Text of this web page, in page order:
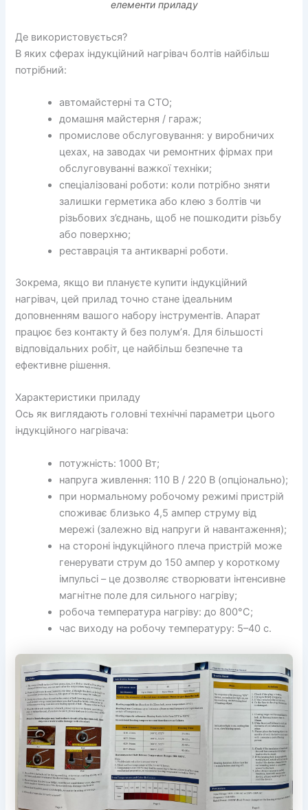
елементи приладу
Де використовується?
В яких сферах індукційний нагрівач болтів найбільш
потрібний:
автомайстерні та СТО;
домашня майстерня / гараж;
промислове обслуговування: у виробничих
цехах, на заводах чи ремонтних фірмах при
обслуговуванні важкої техніки;
спеціалізовані роботи: коли потрібно зняти
залишки герметика або клею з болтів чи
різьбових з’єднань, щоб не пошкодити різьбу
або поверхню;
реставрація та антикварні роботи.
Зокрема, якщо ви плануєте купити індукційний
нагрівач, цей прилад точно стане ідеальним
доповненням вашого набору інструментів. Апарат
працює без контакту й без полум’я. Для більшості
відповідальних робіт, це найбільш безпечне та
ефективне рішення.
Характеристики приладу
Ось як виглядають головні технічні параметри цього
індукційного нагрівача:
потужність: 1000 Вт;
напруга живлення: 110 В / 220 В (опціонально);
при нормальному робочому режимі пристрій
споживає близько 4,5 ампер струму від
мережі (залежно від напруги й навантаження);
на стороні індукційного плеча пристрій може
генерувати струм до 150 ампер у короткому
імпульсі – це дозволяє створювати інтенсивне
магнітне поле для сильного нагріву;
робоча температура нагріву: до 800°C;
час виходу на робочу температуру: 5–40 с.